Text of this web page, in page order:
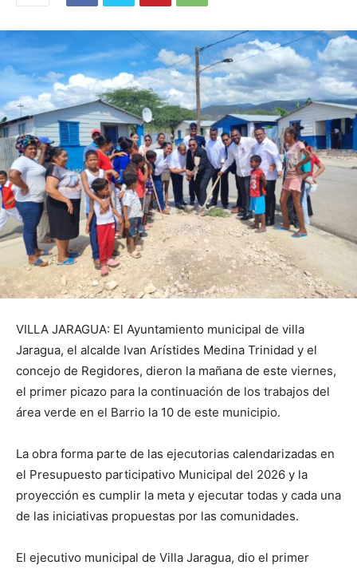
VILLA JARAGUA: El Ayuntamiento municipal de villa
Jaragua, el alcalde Ivan Arístides Medina Trinidad y el
concejo de Regidores, dieron la mañana de este viernes,
el primer picazo para la continuación de los trabajos del
área verde en el Barrio la 10 de este municipio.
La obra forma parte de las ejecutorias calendarizadas en
el Presupuesto participativo Municipal del 2026 y la
proyección es cumplir la meta y ejecutar todas y cada una
de las iniciativas propuestas por las comunidades.
El ejecutivo municipal de Villa Jaragua, dio el primer